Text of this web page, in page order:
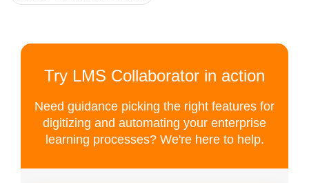
Try LMS Collaborator in action
Need guidance picking the right features for
digitizing and automating your enterprise
learning processes? We're here to help.